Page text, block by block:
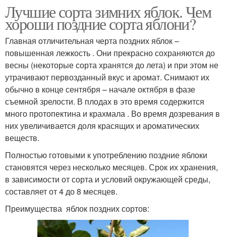
Лучшие сорта зимних яблок. Чем
хороши поздние сорта яблони?
Главная отличительная черта поздних яблок –
повышенная лежкость . Они прекрасно сохраняются до
весны (некоторые сорта хранятся до лета) и при этом не
утрачивают первозданный вкус и аромат. Снимают их
обычно в конце сентября – начале октября в фазе
съемной зрелости. В плодах в это время содержится
много протопектина и крахмала . Во время дозревания в
них увеличивается доля красящих и ароматических
веществ.
Полностью готовыми к употреблению поздние яблоки
становятся через несколько месяцев. Срок их хранения,
в зависимости от сорта и условий окружающей среды,
составляет от 4 до 8 месяцев.
Преимущества яблок поздних сортов: